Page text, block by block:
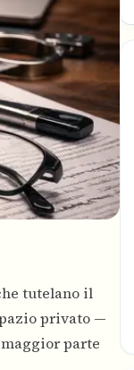
tutelano il
privato —
parte